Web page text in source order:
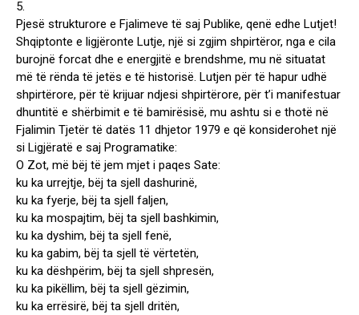
5.
Pjesë strukturore e Fjalimeve të saj Publike, qenë edhe Lutjet!
Shqiptonte e ligjëronte Lutje, një si zgjim shpirtëror, nga e cila
burojnë forcat dhe e energjitë e brendshme, mu në situatat
më të rënda të jetës e të historisë. Lutjen për të hapur udhë
shpirtërore, për të krijuar ndjesi shpirtërore, për t’i manifestuar
dhuntitë e shërbimit e të bamirësisë, mu ashtu si e thotë në
Fjalimin Tjetër të datës 11 dhjetor 1979 e që konsiderohet një
si Ligjëratë e saj Programatike:
O Zot, më bëj të jem mjet i paqes Sate:
ku ka urrejtje, bëj ta sjell dashurinë,
ku ka fyerje, bëj ta sjell faljen,
ku ka mospajtim, bëj ta sjell bashkimin,
ku ka dyshim, bëj ta sjell fenë,
ku ka gabim, bëj ta sjell të vërtetën,
ku ka dëshpërim, bëj ta sjell shpresën,
ku ka pikëllim, bëj ta sjell gëzimin,
ku ka errësirë, bëj ta sjell dritën,